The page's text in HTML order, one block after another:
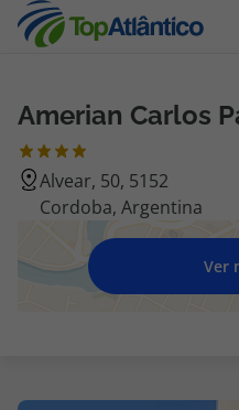
Destinos
Voos
Hotéis
Voos + Hotel
Amerian Carlos
Alvear, 50, 5152
Cordoba, Argentina
Ver